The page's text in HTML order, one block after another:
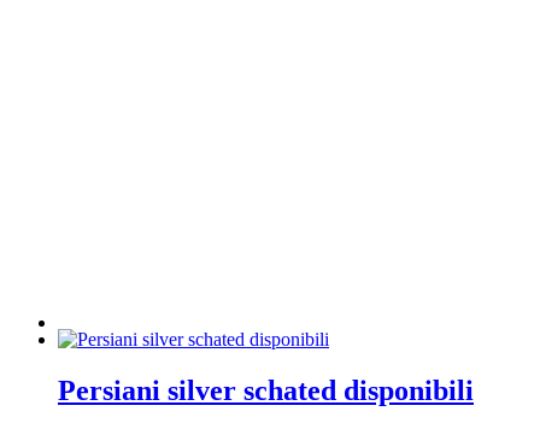
Persiani silver schated disponibili